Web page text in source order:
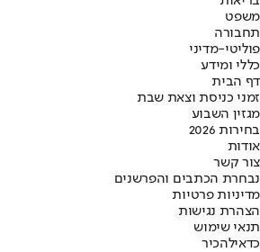
משפט
תחבורה
פוליטי-מדיני
כללי ומידע
דף הבית
זמני כניסת וצאת שבת
מגזין השבוע
בחירות 2026
אודות
צור קשר
נבחרת הכתבים והפרשנים
מדיניות פרטיות
הצהרת נגישות
תנאי שימוש
כדאילהכיר